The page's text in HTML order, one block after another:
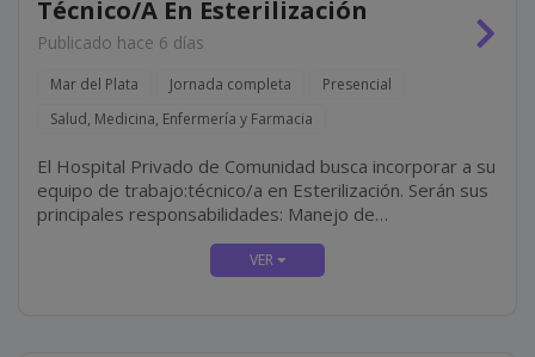
Técnico/A En Esterilización
Publicado hace 6 días
Mar del Plata Jornada completa
Presencial
Salud, Medicina, Enfermería y Farmacia
El Hospital Privado de Comunidad busca incorporar a su
equipo de trabajo:técnico/a en Esterilización. Serán sus
principales responsabilidades: Manejo de
esterilizadoras Statim **** y ****, realizando las
esterilizaciones necesarias durante la jornada y el